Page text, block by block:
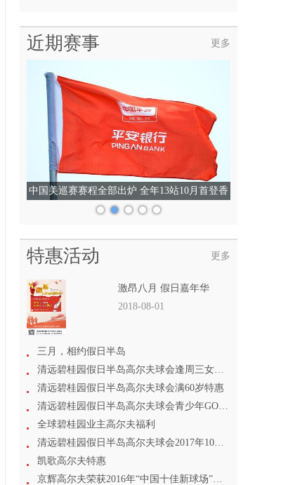
更多
近期赛事
中国美巡赛赛程全部出炉 全年13站10月首登香
港
更多
特惠活动
激昂八月 假日嘉年华
2018-08-01
三月，相约假日半岛
清远碧桂园假日半岛高尔夫球会逢周三女士尊享
清远碧桂园假日半岛高尔夫球会满60岁特惠
清远碧桂园假日半岛高尔夫球会青少年GOLF专场
全球碧桂园业主高尔夫福利
清远碧桂园假日半岛高尔夫球会2017年10月1日起打球特惠
凯歌高尔夫特惠
京辉高尔夫荣获2016年“中国十佳新球场”称号